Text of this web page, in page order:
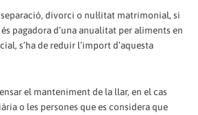
separació, divorci o nul·litat matrimonial, si
pagadora d’una anualitat per aliments en
s’ha de reduir l’import d’aquesta
el manteniment de la llar, en el cas
o les persones que es considera que